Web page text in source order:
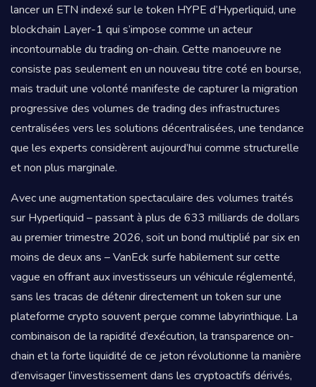
lancer un ETN indexé sur le token HYPE d’Hyperliquid, une
blockchain Layer-1 qui s’impose comme un acteur
incontournable du trading on-chain. Cette manoeuvre ne
consiste pas seulement en un nouveau titre coté en bourse,
mais traduit une volonté manifeste de capturer la migration
progressive des volumes de trading des infrastructures
centralisées vers les solutions décentralisées, une tendance
que les experts considèrent aujourd’hui comme structurelle
et non plus marginale.
Avec une augmentation spectaculaire des volumes traités
sur Hyperliquid – passant à plus de 633 milliards de dollars
au premier trimestre 2026, soit un bond multiplié par six en
moins de deux ans – VanEck surfe habilement sur cette
vague en offrant aux investisseurs un véhicule réglementé,
sans les tracas de détenir directement un token sur une
plateforme crypto souvent perçue comme labyrinthique. La
combinaison de la rapidité d’exécution, la transparence on-
chain et la forte liquidité de ce jeton révolutionne la manière
d’envisager l’investissement dans les cryptoactifs dérivés,